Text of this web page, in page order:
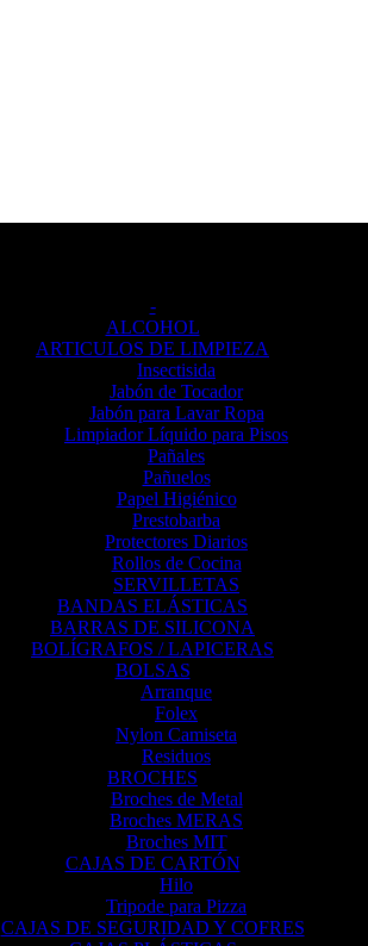
-
ALCOHOL
ARTICULOS DE LIMPIEZA
Insectisida
Jabón de Tocador
Jabón para Lavar Ropa
Limpiador Líquido para Pisos
Pañales
Pañuelos
Papel Higiénico
Prestobarba
Protectores Diarios
Rollos de Cocina
SERVILLETAS
BANDAS ELÁSTICAS
BARRAS DE SILICONA
BOLÍGRAFOS / LAPICERAS
BOLSAS
Arranque
Folex
Nylon Camiseta
Residuos
BROCHES
Broches de Metal
Broches MERAS
Broches MIT
CAJAS DE CARTÓN
Hilo
Tripode para Pizza
CAJAS DE SEGURIDAD Y COFRES